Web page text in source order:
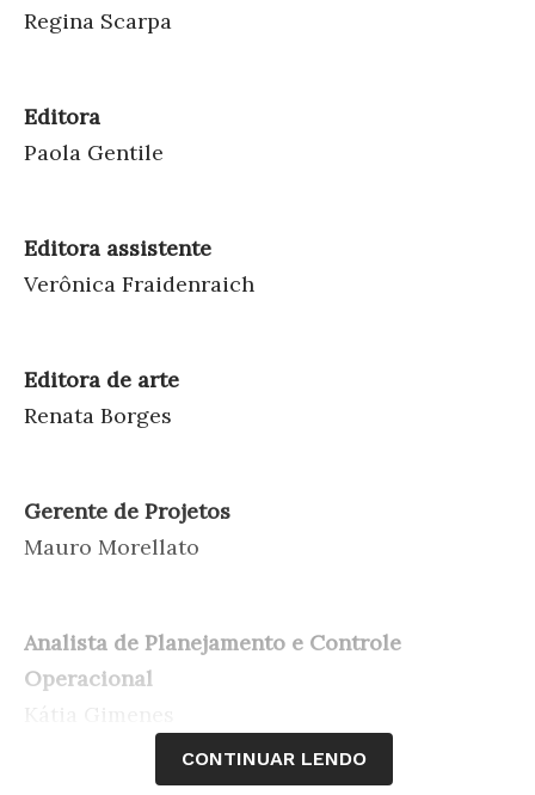
Regina Scarpa
Editora
Paola Gentile
Editora assistente
Verônica Fraidenraich
Editora de arte
Renata Borges
Gerente de Projetos
Mauro Morellato
Analista de Planejamento e Controle
Operacional
CONTINUAR LENDO